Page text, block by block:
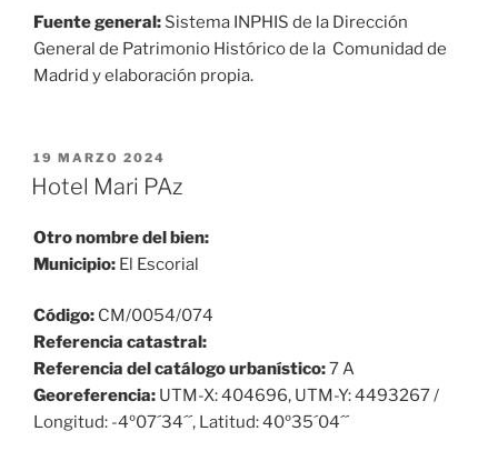
Fuente general: Sistema INPHIS de la Dirección
General de Patrimonio Histórico de la Comunidad de
Madrid y elaboración propia.
PUBLICADO
EL
19 MARZO 2024
Hotel Mari PAz
Otro nombre del bien:
Municipio: El Escorial
Código: CM/0054/074
Referencia catastral:
Referencia del catálogo urbanístico:7 A
Georeferencia: UTM-X: 404696, UTM-Y: 4493267 /
Longitud: -4º07´34´´, Latitud: 40º35´04´´